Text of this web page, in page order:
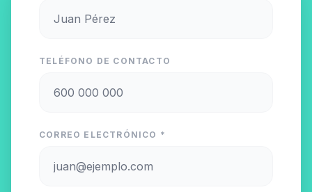
TELÉFONO DE CONTACTO
CORREO ELECTRÓNICO *